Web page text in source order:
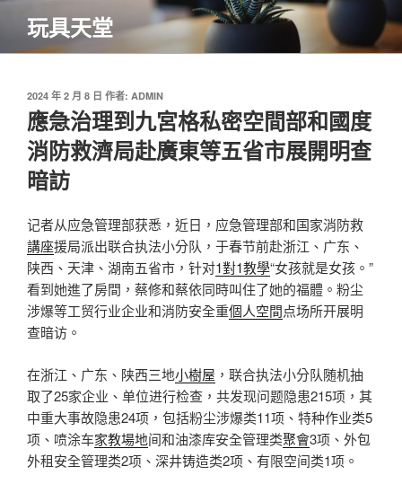
主
玩具天堂
發
佈
於
2024 年 2 月 8 日 作者: ADMIN
應急治理到九宮格私密空間部和國度
消防救濟局赴廣東等五省市展開明查
暗訪
记者从应急管理部获悉，近日，应急管理部和国家消防救
講座援局派出联合执法小分队，于春节前赴浙江、广东、
陕西、天津、湖南五省市，针对1對1教學“女孩就是女孩。”
看到她進了房間，蔡修和蔡依同時叫住了她的福體。粉尘
涉爆等工贸行业企业和消防安全重個人空間点场所开展明
查暗访。
在浙江、广东、陕西三地小樹屋 ，联合执法小分队随机抽
取了25家企业、单位进行检查，共发现问题隐患215项，其
中重大事故隐患24项，包括粉尘涉爆类11项、特种作业类5
项、喷涂车家教場地间和油漆库安全管理类聚會3项、外包
外租安全管理类2项、深井铸造类2项、有限空间类1项。